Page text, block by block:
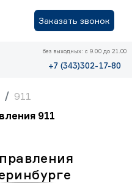
Заказать звонок
без выходных: с 9.00 до 21.00
+7 (343)302-17-80
911
911